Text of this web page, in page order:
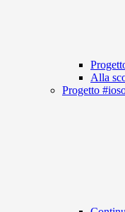
Alla
Progetto